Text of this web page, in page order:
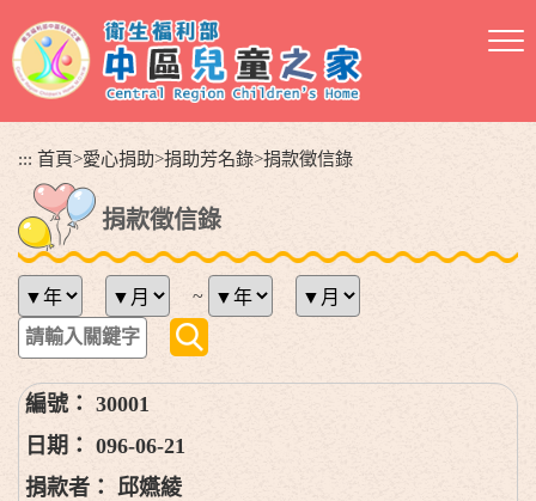
到
主
::: 首頁>愛心捐助>捐助芳名錄>捐款徵信錄
捐款徵信錄
~
30001
096-06-21
邱嬿綾